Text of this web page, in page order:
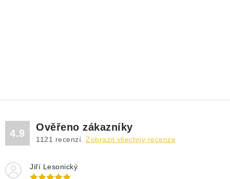
4.9
Ověřeno zákazníky
1121 recenzí. Zobrazit všechny recenze
Jiří Lesonický